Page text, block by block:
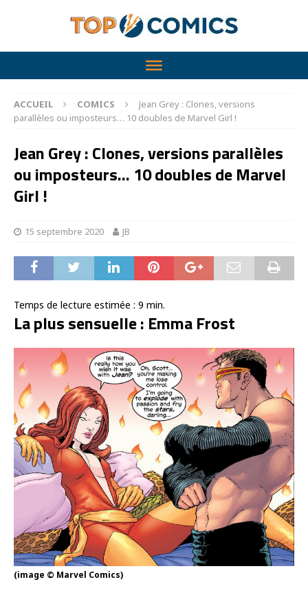
ACCUEIL COMICS
Jean Grey : Clones, versions
parallèles ou imposteurs… 10 doubles de Marvel Girl !
Jean Grey : Clones, versions parallèles
ou imposteurs… 10 doubles de Marvel
Girl !
15 septembre 2020 JB
Temps de lecture estimée : 9 min.
La plus sensuelle : Emma Frost
(image © Marvel Comics)